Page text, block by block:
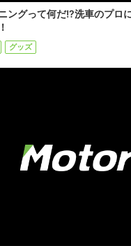
ングって何だ!?洗車のプロ
グッズ